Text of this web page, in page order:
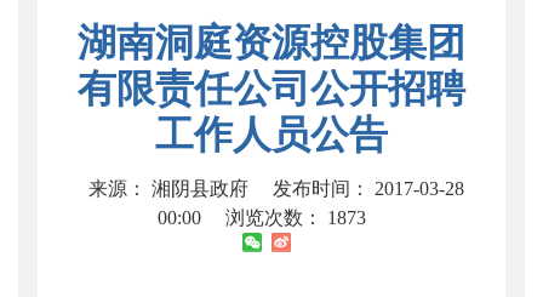
湖南洞庭资源控股集团
有限责任公司公开招聘
工作人员公告
来源： 湘阴县政府
发布时间： 2017-03-28
00:00
浏览次数： 1873